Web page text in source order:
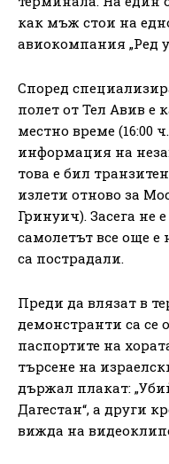
как мъж стои на
авиокомпания „Ред
Според
полет от Тел Авив е
местно време (16:00
информация на
това е бил
излети отново за
Гринуич). Засега не
самолетът все още
са пострадали.
Преди да влязат в
демонстранти са се
паспортите на
търсене на
държал плакат:
Дагестан“, а други
вижда на